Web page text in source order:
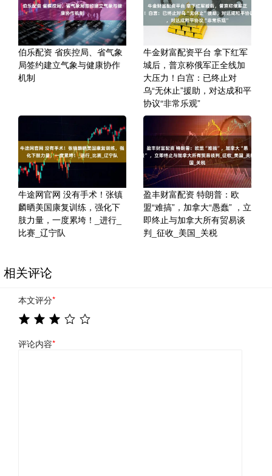
伯乐配资 省疾控局、省气象
局签约建立气象与健康协作
机制
牛金财富配资平台 拿下红军
城后，普京称俄军正全线加
大压力！白宫：已终止对
乌“无休止”援助，对达成和平
协议“非常乐观”
牛途网官网 没有手术！张镇
麟晒美国康复训练，强化下
肢力量，一度累垮！_进行_
比赛_辽宁队
盈丰财富配资 特朗普：欧
盟“难搞”，加拿大“愚蠢” ，立
即终止与加拿大所有贸易谈
判_征收_美国_关税
相关评论
本文评分*
评论内容*